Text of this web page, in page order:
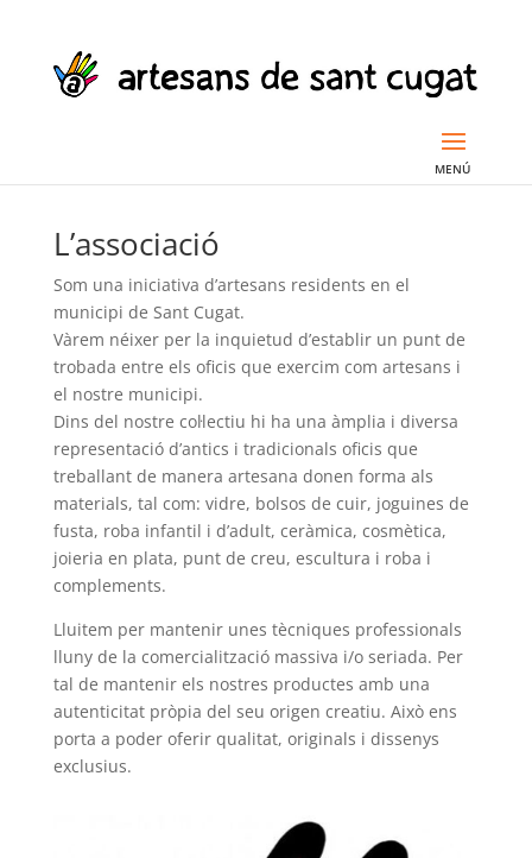
L’associació
Som una iniciativa d’artesans residents en el
municipi de Sant Cugat.
Vàrem néixer per la inquietud d’establir un punt de
trobada entre els oficis que exercim com artesans i
el nostre municipi.
Dins del nostre col·lectiu hi ha una àmplia i diversa
representació d’antics i tradicionals oficis que
treballant de manera artesana donen forma als
materials, tal com: vidre, bolsos de cuir, joguines de
fusta, roba infantil i d’adult, ceràmica, cosmètica,
joieria en plata, punt de creu, escultura i roba i
complements.
Lluitem per mantenir unes tècniques professionals
lluny de la comercialització massiva i/o seriada. Per
tal de mantenir els nostres productes amb una
autenticitat pròpia del seu origen creatiu. Això ens
porta a poder oferir qualitat, originals i dissenys
exclusius.